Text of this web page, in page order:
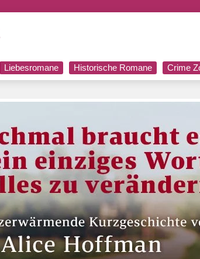
Liebesromane Historische Romane Crime